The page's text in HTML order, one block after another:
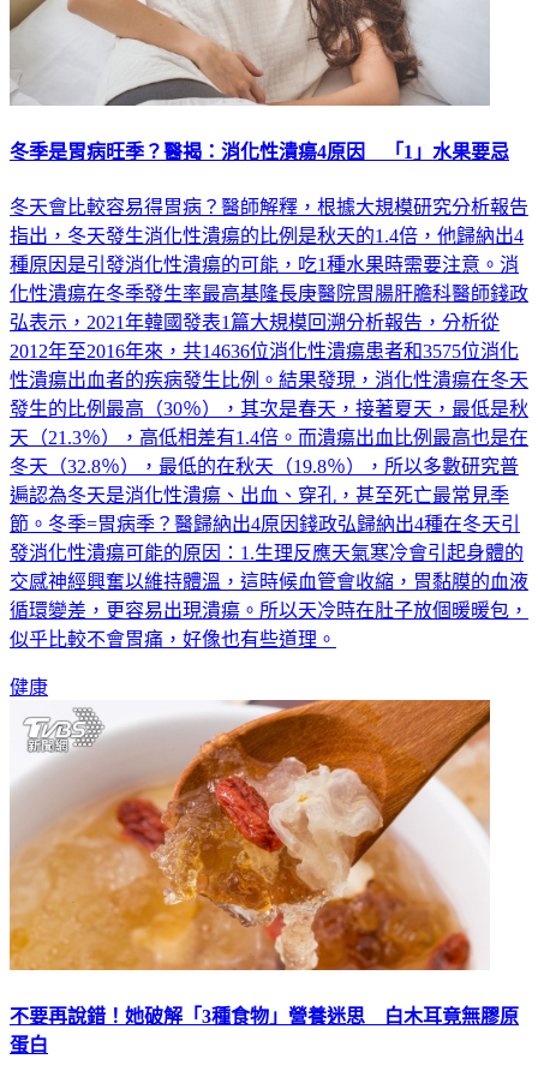
冬季是胃病旺季？醫揭：消化性潰瘍4原因 「1」水果要忌
冬天會比較容易得胃病？醫師解釋，根據大規模研究分析報告
指出，冬天發生消化性潰瘍的比例是秋天的1.4倍，他歸納出4
種原因是引發消化性潰瘍的可能，吃1種水果時需要注意。消
化性潰瘍在冬季發生率最高基隆長庚醫院胃腸肝膽科醫師錢政
弘表示，2021年韓國發表1篇大規模回溯分析報告，分析從
2012年至2016年來，共14636位消化性潰瘍患者和3575位消化
性潰瘍出血者的疾病發生比例。結果發現，消化性潰瘍在冬天
發生的比例最高（30％），其次是春天，接著夏天，最低是秋
天（21.3％），高低相差有1.4倍。而潰瘍出血比例最高也是在
冬天（32.8％），最低的在秋天（19.8％），所以多數研究普
遍認為冬天是消化性潰瘍、出血、穿孔，甚至死亡最常見季
節。冬季=胃病季？醫歸納出4原因錢政弘歸納出4種在冬天引
發消化性潰瘍可能的原因：1.生理反應天氣寒冷會引起身體的
交感神經興奮以維持體溫，這時候血管會收縮，胃黏膜的血液
循環變差，更容易出現潰瘍。所以天冷時在肚子放個暖暖包，
似乎比較不會胃痛，好像也有些道理。
健康
不要再說錯！她破解「3種食物」營養迷思 白木耳竟無膠原
蛋白